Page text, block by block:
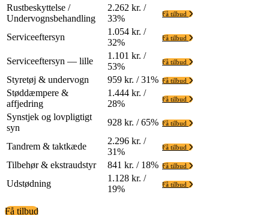
Rustbeskyttelse /
Undervognsbehandling
2.262 kr. /
33%
Få tilbud
Serviceeftersyn
1.054 kr. /
32%
Få tilbud
Serviceeftersyn — lille
1.101 kr. /
53%
Få tilbud
Styretøj & undervogn 959 kr. / 31% Få tilbud
Støddæmpere &
affjedring
1.444 kr. /
28%
Få tilbud
Synstjek og lovpligtigt
syn
928 kr. / 65% Få tilbud
Tandrem & taktkæde
2.296 kr. /
31%
Få tilbud
Tilbehør & ekstraudstyr 841 kr. / 18% Få tilbud
Udstødning
1.128 kr. /
19%
Få tilbud
Få tilbud